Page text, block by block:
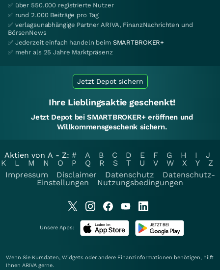
✅ über 550.000 registrierte Nutzer
✅ rund 2.000 Beiträge pro Tag
✅ verlagsunabhängige Partner ARIVA, FinanzNachrichten und
BörsenNews
✅ Jederzeit einfach handeln beim SMARTBROKER+
✅ mehr als 25 Jahre Marktpräsenz
Jetzt Depot sichern
Ihre Lieblingsaktie geschenkt!
Jetzt Depot bei SMARTBROKER+ eröffnen und
Willkommensgeschenk sichern.
Aktien von A - Z: # A B C D E F G H I
J
K
L M N O P Q R S T U V W X Y
Z
Impressum
Disclaimer Datenschutz
Datenschutz-
Einstellungen
Nutzungsbedingungen
Unsere Apps:
Wenn Sie Kursdaten, Widgets oder andere Finanzinformationen benötigen, hilft
Ihnen ARIVA gerne.